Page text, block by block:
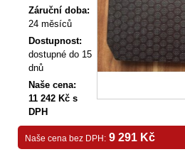
Záruční doba:
24 měsíců
Dostupnost:
dostupné do 15
dnů
Naše cena:
11 242 Kč s
DPH
Naše cena bez DPH: 9 291 Kč